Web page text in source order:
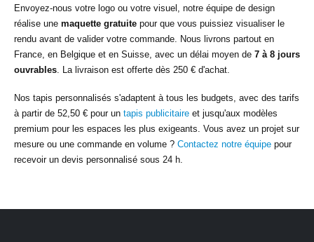
Envoyez-nous votre logo ou votre visuel, notre équipe de design
réalise une maquette gratuite pour que vous puissiez visualiser le
rendu avant de valider votre commande. Nous livrons partout en
France, en Belgique et en Suisse, avec un délai moyen de 7 à 8 jours
ouvrables . La livraison est offerte dès 250 € d'achat.
Nos tapis personnalisés s'adaptent à tous les budgets, avec des tarifs
à partir de 52,50 € pour un tapis publicitaire et jusqu'aux modèles
premium pour les espaces les plus exigeants. Vous avez un projet sur
mesure ou une commande en volume ? Contactez notre équipe pour
recevoir un devis personnalisé sous 24 h.